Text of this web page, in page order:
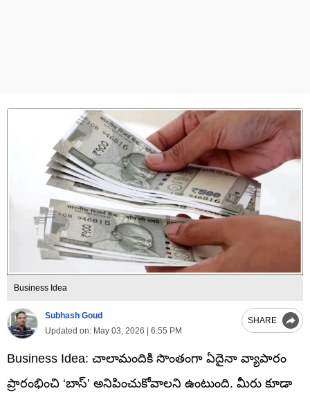
Business Idea
Subhash Goud
Updated on: May 03, 2026 | 6:55 PM
SHARE
Business Idea: చాలామందికి సొంతంగా ఏదైనా వ్యాపారం
ప్రారంభించి ‘బాస్’ అనిపించుకోవాలని ఉంటుంది. మీరు కూడా